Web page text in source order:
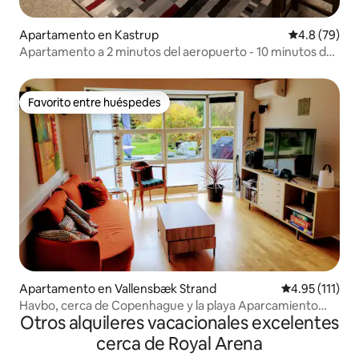
Apartamento en Kastrup Calificación
4.8 (79)
Apartamento a 2 minutos del aeropuerto - 10 minutos de
Favorito entre huéspedes
Favorito entre huéspedes
Apartamento en Vallensbæk Strand Calificación
4.95 (111)
Havbo, cerca de Copenhague y la playa Aparcamiento
gratuito
Otros alquileres vacacionales excelentes
cerca de Royal Arena